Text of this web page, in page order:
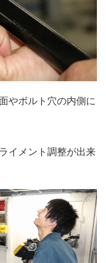
やボルト穴の内側に
イメント調整が出来